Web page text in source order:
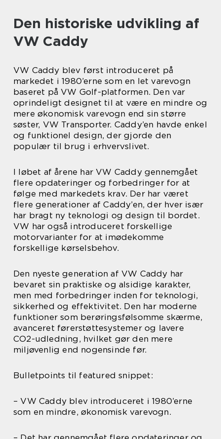
Den historiske udvikling af
VW Caddy
VW Caddy blev først introduceret på
markedet i 1980’erne som en let varevogn
baseret på VW Golf-platformen. Den var
oprindeligt designet til at være en mindre og
mere økonomisk varevogn end sin større
søster, VW Transporter. Caddy’en havde enkel
og funktionel design, der gjorde den
populær til brug i erhvervslivet.
I løbet af årene har VW Caddy gennemgået
flere opdateringer og forbedringer for at
følge med markedets krav. Der har været
flere generationer af Caddy’en, der hver især
har bragt ny teknologi og design til bordet.
VW har også introduceret forskellige
motorvarianter for at imødekomme
forskellige kørselsbehov.
Den nyeste generation af VW Caddy har
bevaret sin praktiske og alsidige karakter,
men med forbedringer inden for teknologi,
sikkerhed og effektivitet. Den har moderne
funktioner som berøringsfølsomme skærme,
avanceret førerstøttesystemer og lavere
CO2-udledning, hvilket gør den mere
miljøvenlig end nogensinde før.
Bulletpoints til featured snippet:
– VW Caddy blev introduceret i 1980’erne
som en mindre, økonomisk varevogn.